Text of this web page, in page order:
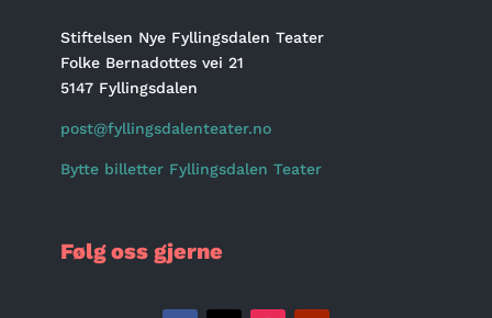
Stiftelsen Nye Fyllingsdalen Teater
Folke Bernadottes vei 21
5147 Fyllingsdalen
post@fyllingsdalenteater.no
Bytte billetter Fyllingsdalen Teater
Følg oss gjerne